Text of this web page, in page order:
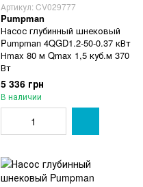
Артикул: CV029777
Pumpman
Насос глубинный шнековый
Pumpman 4QGD1.2-50-0.37 кВт
Нmax 80 м Qmax 1,5 куб.м 370
Вт
5 336 грн
В наличии